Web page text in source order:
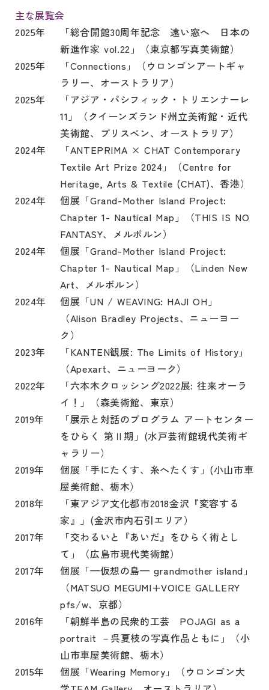
主な展覧会
2025年
「総合開館30周年記念 遠い窓へ 日本の
新進作家 vol.22」（東京都写真美術館）
2025年
「Connections」（ウロンゴンアートギャ
ラリー、オーストラリア）
2025年
「アジア・パシフィック・トリエンナーレ
11」（クイーンズランド州立美術館・近代
美術館、ブリスベン、オーストラリア）
2024年
「ANTEPRIMA × CHAT Contemporary
Textile Art Prize 2024」（Centre for
Heritage, Arts & Textile (CHAT)、香港）
2024年
個展「Grand-Mother Island Project:
Chapter 1- Nautical Map」（THIS IS NO
FANTASY、メルボルン）
2024年
個展「Grand-Mother Island Project:
Chapter 1- Nautical Map」（Linden New
Art、メルボルン）
2024年
個展「UN / WEAVING: HAJI OH」
（Alison Bradley Projects、ニューヨー
ク）
2023年
「KANTEN観展: The Limits of History」
（Apexart、ニューヨーク）
2022年
「六本木クロッシング2022展: 往来オーラ
イ！」（森美術館、東京）
2019年
「展示と対話のプログラム アートセンター
をひらく 第Ⅱ期」(水戸芸術館現代美術ギ
ャラリー）
2019年
個展「手にたくす、糸へたくす」(小山市車
屋美術館、栃木）
2018年
「東アジア文化都市2018金沢『変容する
家』」(金沢市内石引エリア）
2017年
「交わるいと『あいだ』をひらく術とし
て」（広島市現代美術館）
2017年
個展「—仮想の島— grandmother island」
（MATSUO MEGUMI+VOICE GALLERY
pfs/w、京都）
2016年
「朝鮮半島の民衆的工芸 POJAGI as a
portrait －呉夏枝の写真作品ともに」（小
山市車屋美術館、栃木）
2015年
個展「Wearing Memory」（ウロンゴン大